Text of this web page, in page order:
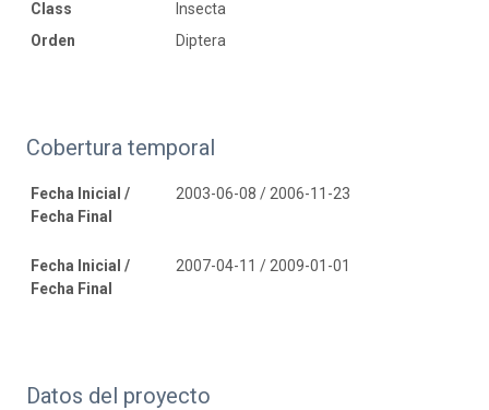
Class
Insecta
Orden
Diptera
Cobertura temporal
Fecha Inicial /
Fecha Final
2003-06-08 / 2006-11-23
Fecha Inicial /
Fecha Final
2007-04-11 / 2009-01-01
Datos del proyecto